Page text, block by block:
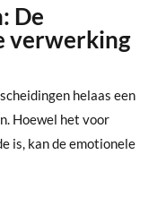
De
verwerking
helaas een
Hoewel het voor
is, kan de emotionele